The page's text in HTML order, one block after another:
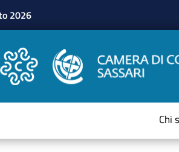
2026
CAMERE DI
Chi